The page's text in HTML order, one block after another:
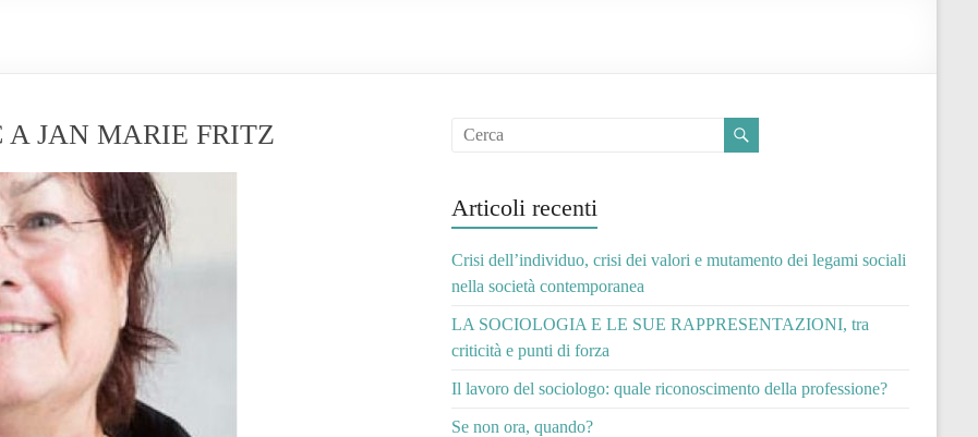
A JAN MARIE FRITZ
Articoli recenti
Crisi dell’individuo, crisi dei valori e mutamento dei legami sociali
nella società contemporanea
LA SOCIOLOGIA E LE SUE RAPPRESENTAZIONI, tra
criticità e punti di forza
Il lavoro del sociologo: quale riconoscimento della professione?
Se non ora, quando?